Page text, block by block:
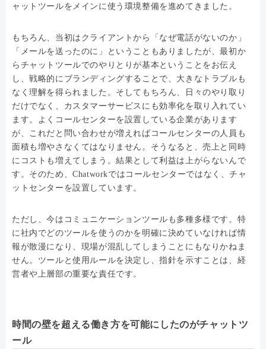
ャットツールをメインに使う環境整備を進めてきました。
もちろん、当初はクライアントから「なぜ電話がないのか」
「メールを送ったのに」ということもありましたが、最初か
らチャットツールでのやりとりが基本ということをお伝え
し、戦略的にブランディングすることで、大きなトラブルも
なく理解を得られました。そしてもちろん、日々のやり取り
だけでなく、カスタマーサービスにも効率化を取り入れてい
ます。よくコールセンターを設置している企業があります
が、これだと問い合わせが増えればコールセンターの人員も
面積も増やさなくてはなりません。そうなると、売上と同時
にコストも増えてしまう。結果として利益は上がらないんで
す。そのため、Chatworkではコールセンターではなく、チャ
ットセンターを設置しています。
ただし、今はコミュニケーションツールも多種多様です。特
に社内でどのツールを使うのかを明確に決めていなければ情
報が散漫になり、現場が混乱してしまうことにもなりかねま
せん。ツールと使用ルールを決定し、指針を示すことは、経
営者や上層部の重要な責任です。
時間の壁を超える働き方を可能にしたのがチャットツ
ール